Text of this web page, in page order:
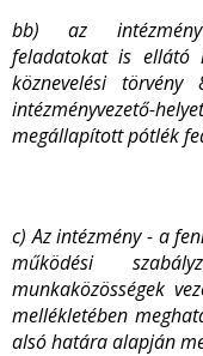
bb) az intézmény
feladatokat is ellátó
köznevelési törvény
intézményvezető-
megállapított pótlék
c) Az intézmény - a
működési
munkaközösségek
mellékletében
alsó határa alapján